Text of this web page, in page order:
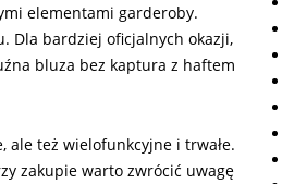
elementami garderoby.
Dla bardziej oficjalnych okazji,
bluza bez kaptura z haftem
ale też wielofunkcyjne i trwałe.
zakupie warto zwrócić uwagę